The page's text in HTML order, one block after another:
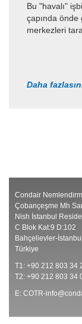
Bu "havalı"
çapında
merkezleri
Daha
Condair
Çobançeşme Mh
Nish İstanbul
C Blok Kat:9 D:102
Bahçelievler-İstanbul
Türkiye
T1: +90 212 803 34
T2: +90 212 803 34
E: COTR-